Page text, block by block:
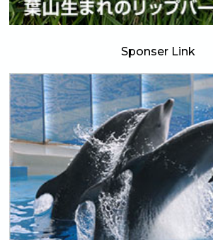
Sponser Link